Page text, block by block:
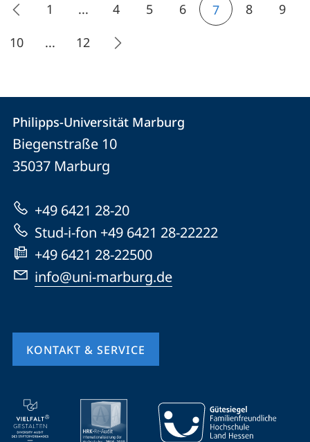
1 ... 4 5 6 7 8
9
10
... 12
Kontakt
und
Informationen
zur
Website
Kontaktinformationen
Philipps-
Universität
Marburg
Philipps-Universität Marburg
Biegenstraße 10
35037 Marburg
+49 6421 28-20
Stud-i-fon +49 6421 28-22222
+49 6421 28-22500
info@uni-marburg.de
KONTAKT & SERVICE
Mobile-
Service-